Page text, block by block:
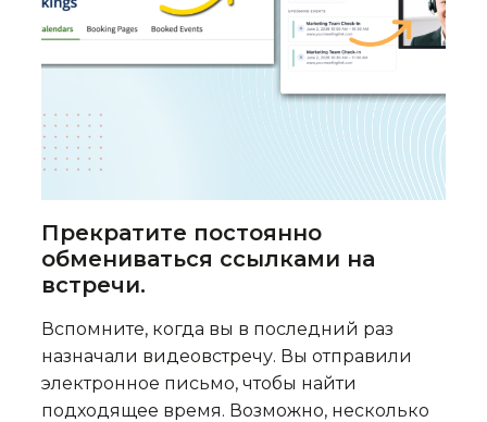
Прекратите постоянно
обмениваться ссылками на
встречи.
Вспомните, когда вы в последний раз
назначали видеовстречу. Вы отправили
электронное письмо, чтобы найти
подходящее время. Возможно, несколько